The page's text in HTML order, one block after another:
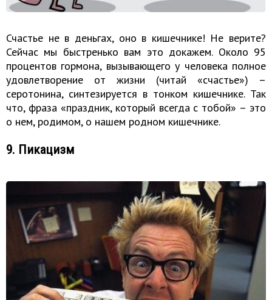
Счастье не в деньгах, оно в кишечнике! Не верите?
Сейчас мы быстренько вам это докажем. Около 95
процентов гормона, вызывающего у человека полное
удовлетворение от жизни (читай «счастье») –
серотонина, синтезируется в тонком кишечнике. Так
что, фраза «праздник, который всегда с тобой» – это
о нем, родимом, о нашем родном кишечнике.
9. Пикацизм